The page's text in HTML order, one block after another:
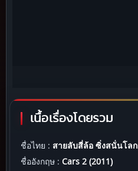
เนื้อเรื่องโดยรวม
ชื่อไทย : สายลับสี่ล้อ ซิ่งสนั่นโลก
ชื่ออังกฤษ : Cars 2 (2011)